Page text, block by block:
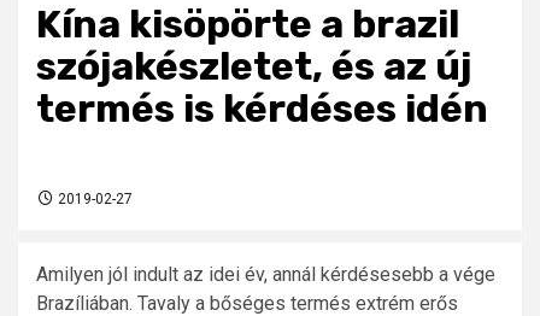
Kína kisöpörte a brazil
szójakészletet, és az új
termés is kérdéses idén
2019-02-27
Amilyen jól indult az idei év, annál kérdésesebb a vége
Brazíliában. Tavaly a bőséges termés extrém erős